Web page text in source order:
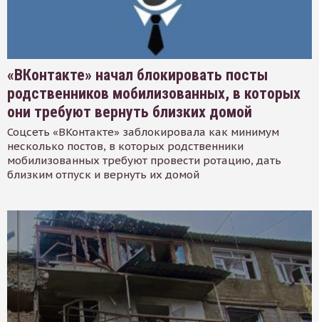
«ВКонтакте» начал блокировать посты
родственников мобилизованных, в которых
они требуют вернуть близких домой
Соцсеть «ВКонтакте» заблокировала как минимум
несколько постов, в которых родственники
мобилизованных требуют провести ротацию, дать
близким отпуск и вернуть их домой